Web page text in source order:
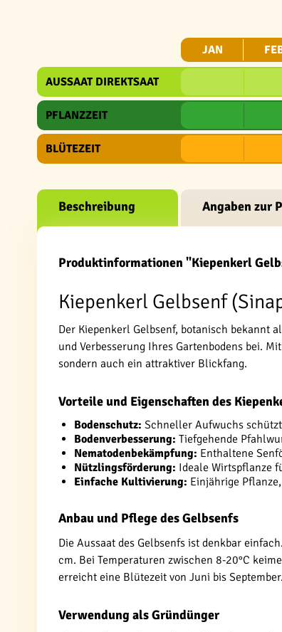
JAN
AUSSAAT DIREKTSAAT
PFLANZZEIT
BLÜTEZEIT
Beschreibung Angaben zur
Produktinformationen "Kiepenkerl
Kiepenkerl Gelbsenf
Der Kiepenkerl Gelbsenf, botanisch bekannt
und Verbesserung Ihres Gartenbodens bei.
sondern auch ein attraktiver Blickfang.
Vorteile und Eigenschaften des
Bodenschutz: Schneller Aufwuchs
Bodenverbesserung: Tiefgehende
Nematodenbekämpfung: Enthaltene
Nützlingsförderung: Ideale Wirtspflanze
Einfache Kultivierung: Einjährige
Anbau und Pflege des Gelbsenfs
Die Aussaat des Gelbsenfs ist denkbar
cm. Bei Temperaturen zwischen 8-20°C
erreicht eine Blütezeit von Juni bis September.
Verwendung als Gründünger